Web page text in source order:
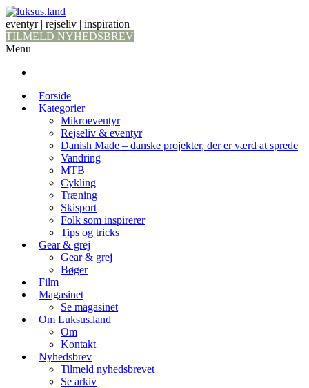
eventyr | rejseliv | inspiration
TILMELD NYHEDSBREV
Menu
Forside
Kategorier
Mikroeventyr
Rejseliv & eventyr
Danish Made – danske projekter, der er værd at sprede
Vandring
MTB
Cykling
Træning
Skisport
Folk som inspirerer
Tips og tricks
Gear & grej
Gear & grej
Bøger
Film
Magasinet
Se magasinet
Om Luksus.land
Om
Kontakt
Nyhedsbrev
Tilmeld nyhedsbrevet
Se arkiv